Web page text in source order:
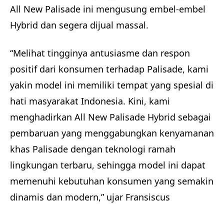
All New Palisade ini mengusung embel-embel
Hybrid dan segera dijual massal.
“Melihat tingginya antusiasme dan respon
positif dari konsumen terhadap Palisade, kami
yakin model ini memiliki tempat yang spesial di
hati masyarakat Indonesia. Kini, kami
menghadirkan All New Palisade Hybrid sebagai
pembaruan yang menggabungkan kenyamanan
khas Palisade dengan teknologi ramah
lingkungan terbaru, sehingga model ini dapat
memenuhi kebutuhan konsumen yang semakin
dinamis dan modern,” ujar Fransiscus